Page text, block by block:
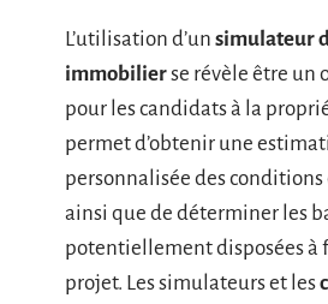
L’utilisation d’un simulateur
immobilierse révèle être un
pour les candidats à la
permet d’obtenir une
personnalisée des
ainsi que de déterminer les
potentiellement disposées à
projet. Les simulateurs et les